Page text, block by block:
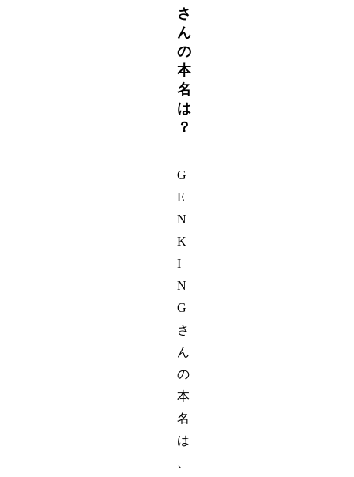
さ
ん
の
本
名
は
？
G
E
N
K
I
N
G
さ
ん
の
本
名
は